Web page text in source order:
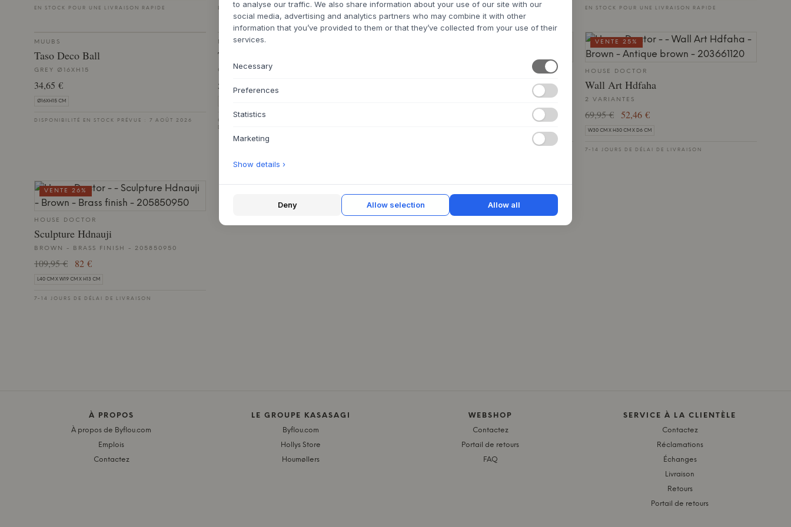
EN STOCK POUR UNE LIVRAISON RAPIDE EN STOCK POUR UNE LIVRAISON RAPIDE EN STOCK POUR UNE LIVRAISON RAPIDE EN STOCK POUR UNE LIVRAISON RAPIDE
MUUBS
Taso Deco Ball
GREY Ø16XH15
34,65 €
Ø16XH15 CM
DISPONIBILITÉ EN STOCK PRÉVUE : 7 AOÛT 2026
MUUBS
Taso Deco Ball
GREY Ø24,5XH23
53,38 €
COMMANDE EN SOUFFRANCE : DÉLAI DE LIVRAISON
D'ENVIRON 9 À 21 JOURS
HOUSE DOCTOR
Wall Art Hdfaha
2 VARIANTES
69,95 € 52,46 €
W30 CM X H30 CM X D6 CM
7-14 JOURS DE DÉLAI DE LIVRAISON
VENTE 25%
HOUSE DOCTOR
Sculpture Hdnauji
BROWN - BRASS FINISH - 205850950
109,95 € 82 €
L40 CM X W19 CM X H13 CM
7-14 JOURS DE DÉLAI DE LIVRAISON
VENTE 26%
À PROPOS
À propos de Byflou.com
Emplois
Contactez
LE GROUPE KASASAGI
Byflou.com
Hollys Store
Houmøllers
WEBSHOP
Contactez
Portail de retours
FAQ
SERVICE À LA CLIENTÈLE
Contactez
Réclamations
Échanges
Livraison
Retours
Portail de retours
to analyse our traffic. We also share information about your use of our site with our
social media, advertising and analytics partners who may combine it with other
information that you’ve provided to them or that they’ve collected from your use of their
services.
Necessary
Preferences
Statistics
Marketing
Show details ›
Deny Allow selection Allow all